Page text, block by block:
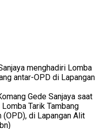
Gede Sanjaya saat
Tarik Tambang
di Lapangan Alit